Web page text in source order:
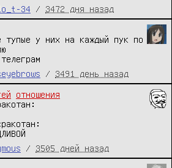
34 / 3472 дня назад
тупые у них на каждый пук по
/ 3491 день назад
отношения
/ 3505 дней назад